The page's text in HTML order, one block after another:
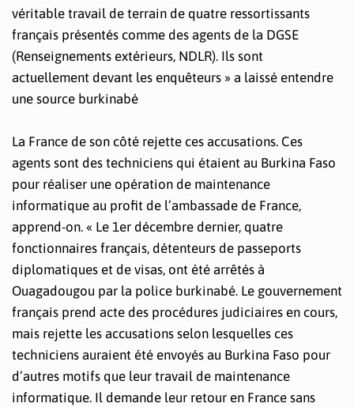
véritable travail de terrain de quatre ressortissants
français présentés comme des agents de la DGSE
(Renseignements extérieurs, NDLR). Ils sont
actuellement devant les enquêteurs » a laissé entendre
une source burkinabé
La France de son côté rejette ces accusations. Ces
agents sont des techniciens qui étaient au Burkina Faso
pour réaliser une opération de maintenance
informatique au profit de l’ambassade de France,
apprend-on. « Le 1er décembre dernier, quatre
fonctionnaires français, détenteurs de passeports
diplomatiques et de visas, ont été arrêtés à
Ouagadougou par la police burkinabé. Le gouvernement
français prend acte des procédures judiciaires en cours,
mais rejette les accusations selon lesquelles ces
techniciens auraient été envoyés au Burkina Faso pour
d’autres motifs que leur travail de maintenance
informatique. Il demande leur retour en France sans